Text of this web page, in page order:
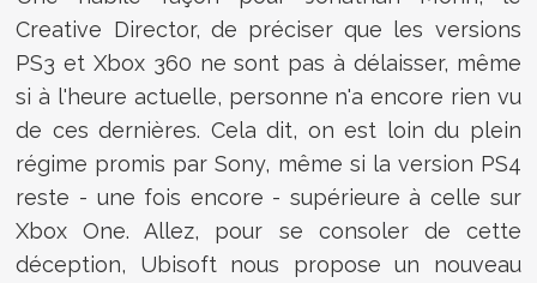
Creative Director, de préciser que les versions
PS3 et Xbox 360 ne sont pas à délaisser, même
si à l'heure actuelle, personne n'a encore rien vu
de ces dernières. Cela dit, on est loin du plein
régime promis par Sony, même si la version PS4
reste - une fois encore - supérieure à celle sur
Xbox One. Allez, pour se consoler de cette
déception, Ubisoft nous propose un nouveau